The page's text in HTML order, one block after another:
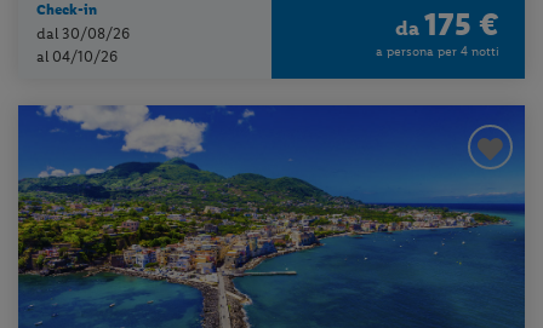
Check-in
dal 30/08/26
al 04/10/26
da 175 €
a persona per 4 notti